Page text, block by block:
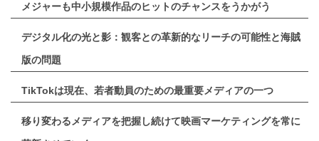
メジャーも中小規模作品のヒットのチャンスをうかがう
デジタル化の光と影：観客との革新的なリーチの可能性と海賊
版の問題
TikTokは現在、若者動員のための最重要メディアの一つ
移り変わるメディアを把握し続けて映画マーケティングを常に